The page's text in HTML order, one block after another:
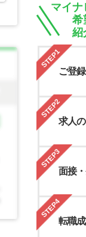
マイナ
希
紹
STEP1
ご登録
STEP2
求人
STEP3
面接
STEP4
転職成